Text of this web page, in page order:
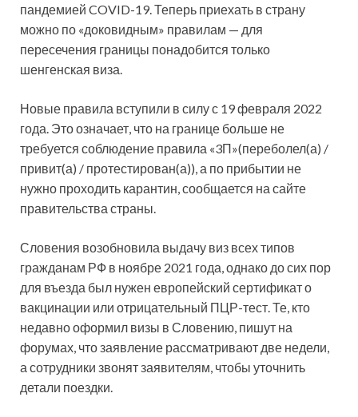
пандемией COVID-19. Теперь приехать в страну
можно по «доковидным» правилам — для
пересечения границы понадобится только
шенгенская виза.
Новые правила вступили в силу с 19 февраля 2022
года. Это означает, что на границе больше не
требуется соблюдение правила «3П»(переболел(а) /
привит(а) / протестирован(а)), а по прибытии не
нужно проходить карантин, сообщается на сайте
правительства страны.
Словения возобновила выдачу виз всех типов
гражданам РФ в ноябре 2021 года, однако до сих пор
для въезда был нужен европейский сертификат о
вакцинации или отрицательный ПЦР-тест. Те, кто
недавно оформил визы в Словению, пишут на
форумах, что заявление рассматривают две недели,
а сотрудники звонят заявителям, чтобы уточнить
детали поездки.